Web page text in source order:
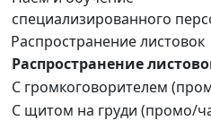
специализированного
Распространение листовок
Распространение
С громкоговорителем
С щитом на груди (промо/